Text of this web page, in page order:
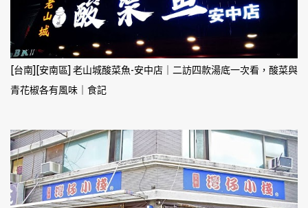
[台南][安南區] 老山城酸菜魚-安中店｜二訪四款湯底一次看，酸菜與
青花椒各有風味｜食記